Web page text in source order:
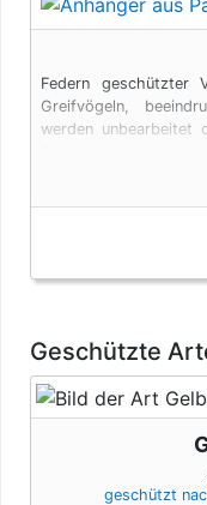
Federn geschützter
Greifvögeln,
werden unbearbeitet
Federn unterliegen
Geschützte
geschützt